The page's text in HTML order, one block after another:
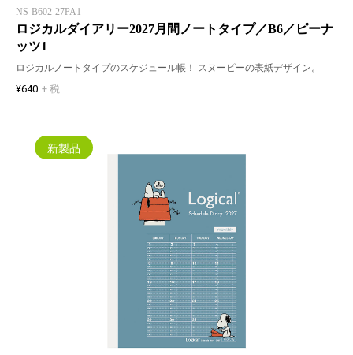
NS-B602-27PA1
ロジカルダイアリー2027月間ノートタイプ／B6／ピーナ
ッツ1
ロジカルノートタイプのスケジュール帳！ スヌーピーの表紙デザイン。
¥640 + 税
新製品